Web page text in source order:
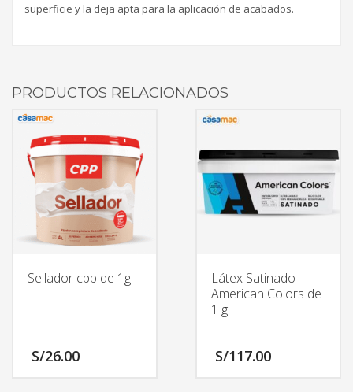
superficie y la deja apta para la aplicación de acabados.
PRODUCTOS RELACIONADOS
Sellador cpp de 1g
S/26.00
Látex Satinado
American Colors de
1 gl
S/117.00